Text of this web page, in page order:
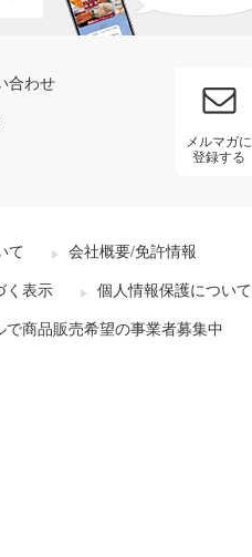
合わせ
メルマガに
登録する
て 会社概要/免許情報
く表示 個人情報保護について
で商品販売希望の事業者募集中